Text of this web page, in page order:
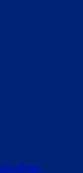
မတီများ